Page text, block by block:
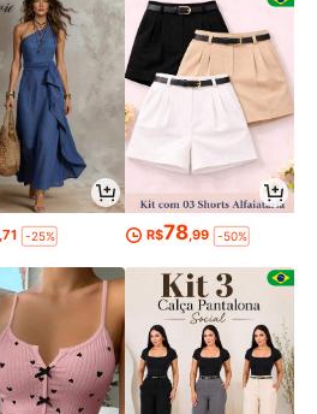
,71 -25% R$78,99 -50%